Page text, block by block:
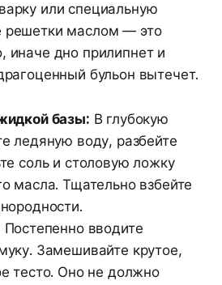
или специальную
решетки маслом — это
иначе дно прилипнет и
бульон вытечет.
базы: В глубокую
ледяную воду, разбейте
соль и столовую ложку
масла. Тщательно взбейте
Постепенно вводите
Замешивайте крутое,
тесто. Оно не должно